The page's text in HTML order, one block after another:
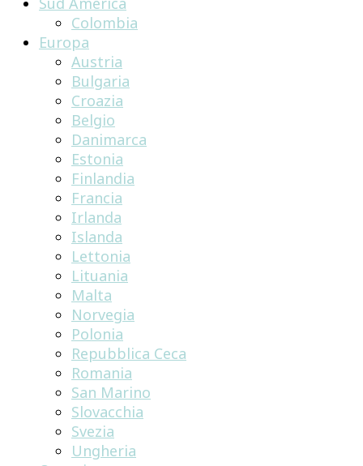
Colombia
Europa
Austria
Bulgaria
Croazia
Belgio
Danimarca
Estonia
Finlandia
Francia
Irlanda
Islanda
Lettonia
Lituania
Malta
Norvegia
Polonia
Repubblica Ceca
Romania
San Marino
Slovacchia
Svezia
Ungheria